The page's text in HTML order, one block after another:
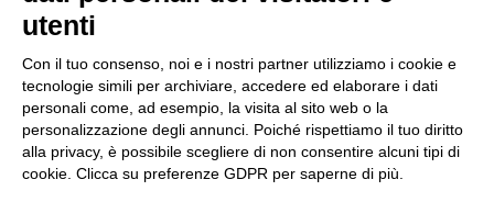
Via Taro 12
43125 Parma
Tel. 0521.2141
E-mail:tep@tep.pr.it
Informazioni :info@tep.pr.it
PEC:tepspa@pec.it
utenti
Con il tuo consenso, noi e i nostri partner utilizziamo i cookie e
tecnologie simili per archiviare, accedere ed elaborare i dati
personali come, ad esempio, la visita al sito web o la
personalizzazione degli annunci. Poiché rispettiamo il tuo diritto
alla privacy, è possibile scegliere di non consentire alcuni tipi di
cookie. Clicca su preferenze GDPR per saperne di più.